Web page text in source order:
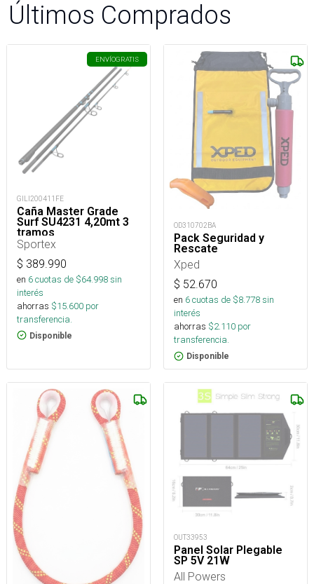
Últimos Comprados
ENVÍOGRATIS
GILI200411FE
Caña Master Grade
Surf SU4231 4,20mt 3
tramos
Sportex
$ 389.990
en 6cuotas de $64.998sin
interés
ahorras $15.600 por
transferencia.
Disponible
OD310702BA
Pack Seguridad y
Rescate
Xped
$ 52.670
en 6cuotas de $8.778sin
interés
ahorras $2.110 por
transferencia.
Disponible
OUT33953
Panel Solar Plegable
SP 5V 21W
All Powers